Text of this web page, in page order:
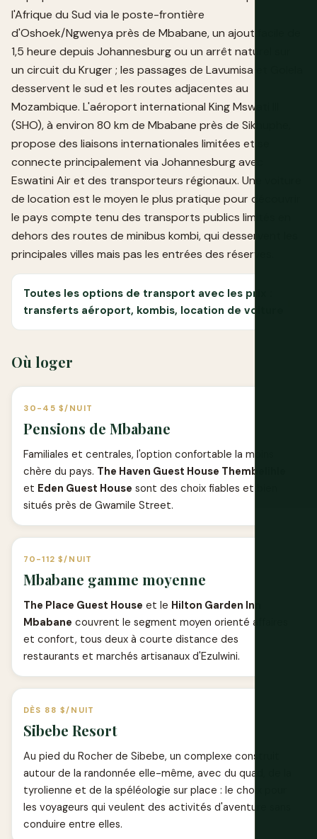
l'Afrique du Sud via le poste-frontière
d'Oshoek/Ngwenya près de Mbabane, un ajout facile de
1,5 heure depuis Johannesburg ou un arrêt naturel sur
un circuit du Kruger ; les passages de Lavumisa et Golela
desservent le sud et les routes adjacentes au
Mozambique. L'aéroport international King Mswati III
(SHO), à environ 80 km de Mbabane près de Sikhuphe,
propose des liaisons internationales limitées et se
connecte principalement via Johannesburg avec
Eswatini Air et des transporteurs régionaux. Une voiture
de location est le moyen le plus pratique pour découvrir
le pays compte tenu des transports publics limités en
dehors des routes de minibus kombi, qui desservent les
principales villes mais pas les entrées des réserves.
Toutes les options de transport avec les prix :
transferts aéroport, kombis, location de voiture
Où loger
30-45 $/NUIT
Pensions de Mbabane
Familiales et centrales, l'option confortable la moins
chère du pays. The Haven Guest House Thembelihle
et Eden Guest House sont des choix fiables et bien
situés près de Gwamile Street.
70-112 $/NUIT
Mbabane gamme moyenne
The Place Guest House et le Hilton Garden Inn
Mbabane couvrent le segment moyen orienté affaires
et confort, tous deux à courte distance des
restaurants et marchés artisanaux d'Ezulwini.
DÈS 88 $/NUIT
Sibebe Resort
Au pied du Rocher de Sibebe, un complexe construit
autour de la randonnée elle-même, avec du quad, de la
tyrolienne et de la spéléologie sur place : le choix pour
les voyageurs qui veulent des activités d'aventure sans
conduire entre elles.